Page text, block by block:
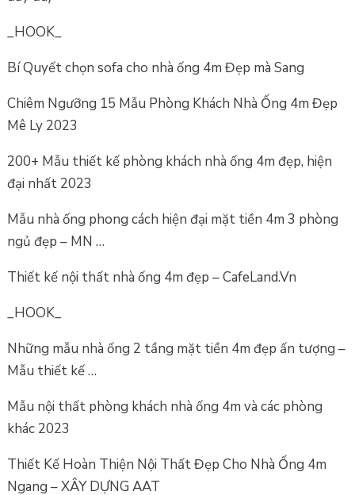
_HOOK_
Bí Quyết chọn sofa cho nhà ống 4m Đẹp mà Sang
Chiêm Ngưỡng 15 Mẫu Phòng Khách Nhà Ống 4m Đẹp
Mê Ly 2023
200+ Mẫu thiết kế phòng khách nhà ống 4m đẹp, hiện
đại nhất 2023
Mẫu nhà ống phong cách hiện đại mặt tiền 4m 3 phòng
ngủ đẹp – MN …
Thiết kế nội thất nhà ống 4m đẹp – CafeLand.Vn
_HOOK_
Những mẫu nhà ống 2 tầng mặt tiền 4m đẹp ấn tượng –
Mẫu thiết kế …
Mẫu nội thất phòng khách nhà ống 4m và các phòng
khác 2023
Thiết Kế Hoàn Thiện Nội Thất Đẹp Cho Nhà Ống 4m
Ngang – XÂY DỰNG AAT